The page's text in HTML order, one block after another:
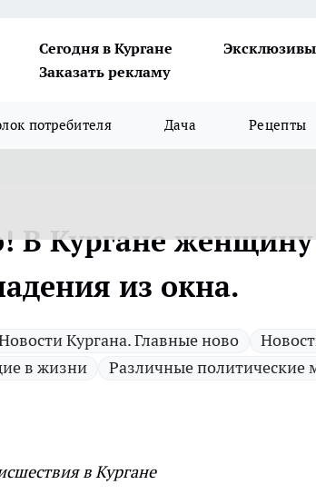
Сегодня в Кургане Эксклюзивы
Заказать рекламу
потребителя Дача Рецепты
В Кургане женщину
из окна.
Кургана. Главные ново
в жизни
Различные политические
в Кургане